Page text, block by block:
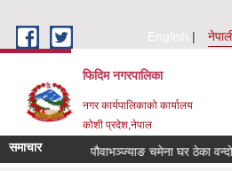
English
फिदिम नगरपालिका
नगर कार्यपालिकाको कार्यालय
कोशी प्रदेश,नेपाल
समाचार पौवाभञ्ज्याङ चमेना घर ठेका